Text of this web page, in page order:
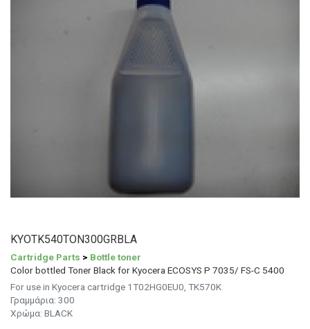
KYOTK540TON300GRBLA
Cartridge Parts > Bottle toner
Color bottled Toner Black for Kyocera ECOSYS P 7035/ FS-C 5400
For use in Kyocera cartridge 1T02HG0EU0, TK570K
Γραμμάρια: 300
Χρώμα: BLACK